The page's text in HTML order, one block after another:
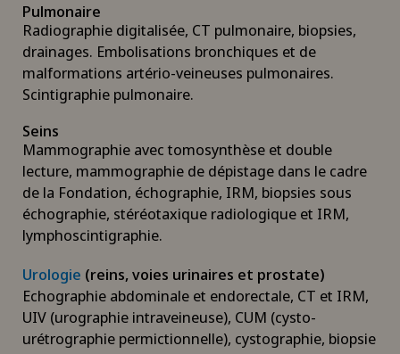
Pulmonaire
Radiographie digitalisée, CT pulmonaire, biopsies,
drainages. Embolisations bronchiques et de
malformations artério-veineuses pulmonaires.
Scintigraphie pulmonaire.
Seins
Mammographie avec tomosynthèse et double
lecture, mammographie de dépistage dans le cadre
de la Fondation, échographie, IRM, biopsies sous
échographie, stéréotaxique radiologique et IRM,
lymphoscintigraphie.
Urologie (reins, voies urinaires et prostate)
Echographie abdominale et endorectale, CT et IRM,
UIV (urographie intraveineuse), CUM (cysto-
urétrographie permictionnelle), cystographie, biopsie